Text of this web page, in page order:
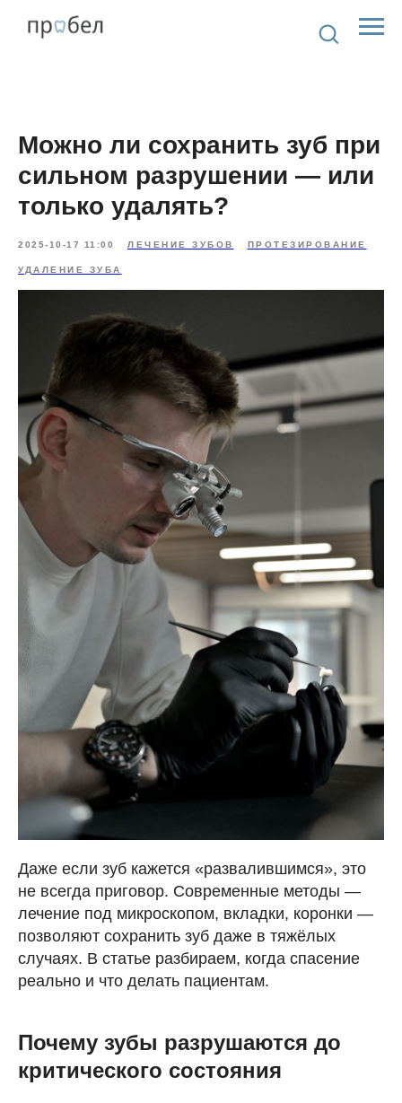
Можно ли сохранить зуб при
сильном разрушении — или
только удалять?
2025-10-17 11:00 ЛЕЧЕНИЕ ЗУБОВ ПРОТЕЗИРОВАНИЕ
УДАЛЕНИЕ ЗУБА
Даже если зуб кажется «развалившимся», это
не всегда приговор. Современные методы —
лечение под микроскопом, вкладки, коронки —
позволяют сохранить зуб даже в тяжёлых
случаях. В статье разбираем, когда спасение
реально и что делать пациентам.
Почему зубы разрушаются до
критического состояния